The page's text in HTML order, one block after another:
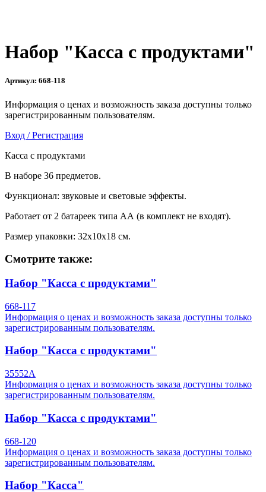
Набор "Касса с продуктами"
Артикул: 668-118
Информация о ценах и возможность заказа доступны только
зарегистрированным пользователям.
Вход / Регистрация
Касса с продуктами
В наборе 36 предметов.
Функционал: звуковые и световые эффекты.
Работает от 2 батареек типа АА (в комплект не входят).
Размер упаковки: 32х10х18 см.
Смотрите также:
Набор "Касса с продуктами"
668-117
Информация о ценах и возможность заказа доступны только
зарегистрированным пользователям.
Набор "Касса с продуктами"
35552A
Информация о ценах и возможность заказа доступны только
зарегистрированным пользователям.
Набор "Касса с продуктами"
668-120
Информация о ценах и возможность заказа доступны только
зарегистрированным пользователям.
Набор "Касса"